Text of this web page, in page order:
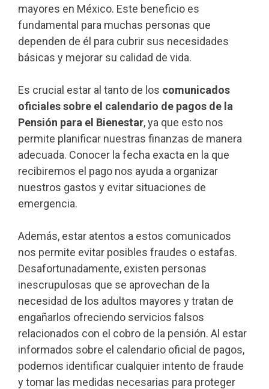
mayores en México. Este beneficio es
fundamental para muchas personas que
dependen de él para cubrir sus necesidades
básicas y mejorar su calidad de vida.
Es crucial estar al tanto de los comunicados
oficiales sobre el calendario de pagos de la
Pensión para el Bienestar, ya que esto nos
permite planificar nuestras finanzas de manera
adecuada. Conocer la fecha exacta en la que
recibiremos el pago nos ayuda a organizar
nuestros gastos y evitar situaciones de
emergencia.
Además, estar atentos a estos comunicados
nos permite evitar posibles fraudes o estafas.
Desafortunadamente, existen personas
inescrupulosas que se aprovechan de la
necesidad de los adultos mayores y tratan de
engañarlos ofreciendo servicios falsos
relacionados con el cobro de la pensión. Al estar
informados sobre el calendario oficial de pagos,
podemos identificar cualquier intento de fraude
y tomar las medidas necesarias para proteger